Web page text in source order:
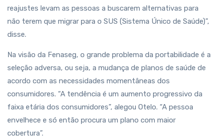
reajustes levam as pessoas a buscarem alternativas para
não terem que migrar para o SUS (Sistema Único de Saúde)”,
disse.
Na visão da Fenaseg, o grande problema da portabilidade é a
seleção adversa, ou seja, a mudança de planos de saúde de
acordo com as necessidades momentâneas dos
consumidores. “A tendência é um aumento progressivo da
faixa etária dos consumidores”, alegou Otelo. “A pessoa
envelhece e só então procura um plano com maior
cobertura”.